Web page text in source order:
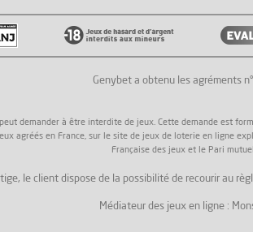
Genybet a obtenu les agréments
peut demander à être interdite de jeux. Cette demande est
agréés en France, sur le site de jeux de loterie en ligne
Française des jeux et le Pari
le client dispose de la possibilité de recourir au
Médiateur des jeux en ligne :